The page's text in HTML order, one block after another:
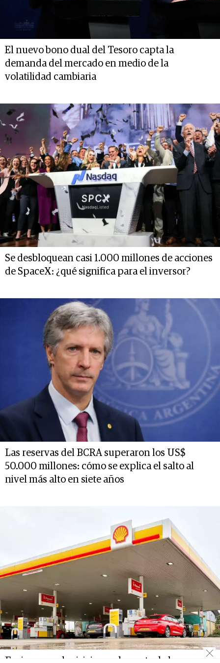
El nuevo bono dual del Tesoro capta la
demanda del mercado en medio de la
volatilidad cambiaria
Se desbloquean casi 1.000 millones de acciones
de SpaceX: ¿qué significa para el inversor?
Las reservas del BCRA superaron los US$
50.000 millones: cómo se explica el salto al
nivel más alto en siete años